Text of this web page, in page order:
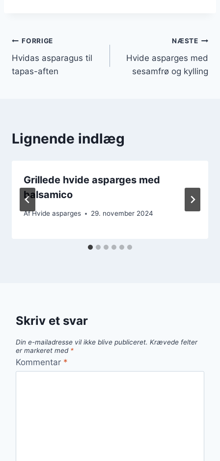
Indlægsnavigation
FORRIGE
Hvidas asparagus til
tapas-aften
NÆSTE
Hvide asparges med
sesamfrø og kylling
Lignende indlæg
Grillede hvide asparges med
balsamico
AfHvide asparges 29. november 2024
Skriv et svar
Din e-mailadresse vil ikke blive publiceret. Krævede felter
er markeret med *
Kommentar *